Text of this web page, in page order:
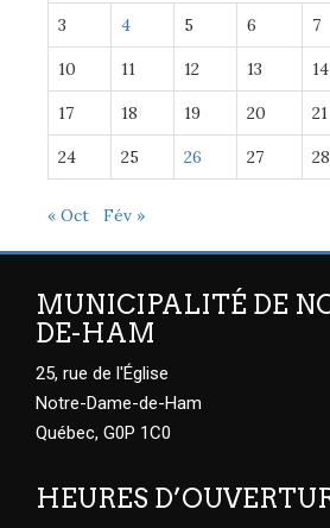
3 4 5 6 7
10 11 12 13 14
17 18 19 20 21
24 25 26 27 28
« Oct Fév »
MUNICIPALITÉ DE
DE-HAM
25, rue de l'Église
Notre-Dame-de-Ham
Québec, G0P 1C0
HEURES